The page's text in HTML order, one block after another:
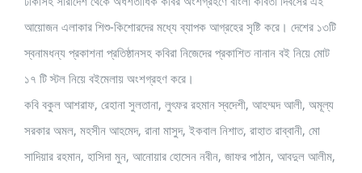
আয়োজন এলাকার শিশু-কিশোরদের মধ্যে ব্যাপক আগ্রহের সৃষ্টি করে। দেশের ১৩টি
স্বনামধন্য প্রকাশনা প্রতিষ্ঠানসহ কবিরা নিজেদের প্রকাশিত নানান বই নিয়ে মোট
১৭ টি স্টল নিয়ে বইমেলায় অংশগ্রহণ করে।
কবি বকুল আশরাফ, রেহানা সুলতানা, লুৎফর রহমান স্বদেশী, আহম্মদ আলী, অমূল্য
সরকার অমল, মহসীন আহমেদ, রানা মাসুদ, ইকবাল নিশাত, রাহাত রাব্বানী, মো
সাদিয়ার রহমান, হাসিদা মুন, আনোয়ার হোসেন নবীন, জাফর পাঠান, আবদুল আলীম,